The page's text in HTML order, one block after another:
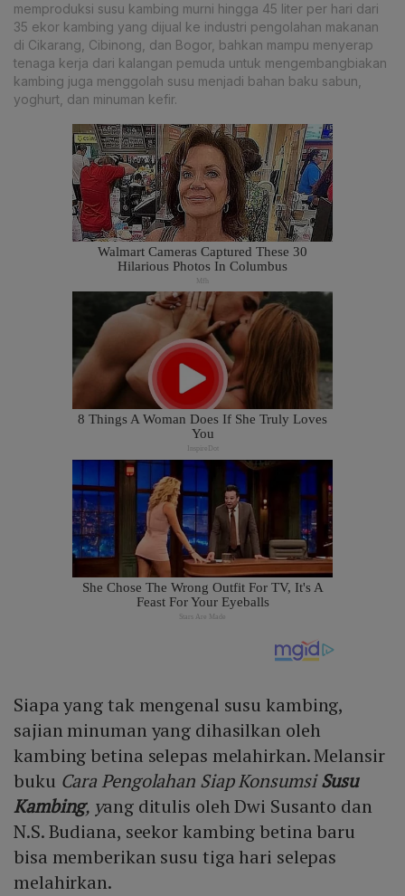
memproduksi susu kambing murni hingga 45 liter per hari dari
35 ekor kambing yang dijual ke industri pengolahan makanan
di Cikarang, Cibinong, dan Bogor, bahkan mampu menyerap
tenaga kerja dari kalangan pemuda untuk mengembangbiakan
kambing juga menggolah susu menjadi bahan baku sabun,
yoghurt, dan minuman kefir.
Siapa yang tak mengenal susu kambing,
sajian minuman yang dihasilkan oleh
kambing betina selepas melahirkan. Melansir
buku Cara Pengolahan Siap KonsumsiSusu
Kambing, yang ditulis oleh Dwi Susanto dan
N.S. Budiana, seekor kambing betina baru
bisa memberikan susu tiga hari selepas
melahirkan.